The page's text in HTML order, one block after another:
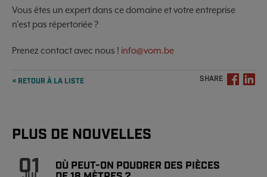
Vous êtes un expert dans ce domaine et votre entreprise
n'est pas répertoriée ?
Prenez contact avec nous ! info@vom.be
« RETOUR À LA LISTE SHARE
PLUS DE NOUVELLES
01
OÙ PEUT-ON POUDRER DES PIÈCES